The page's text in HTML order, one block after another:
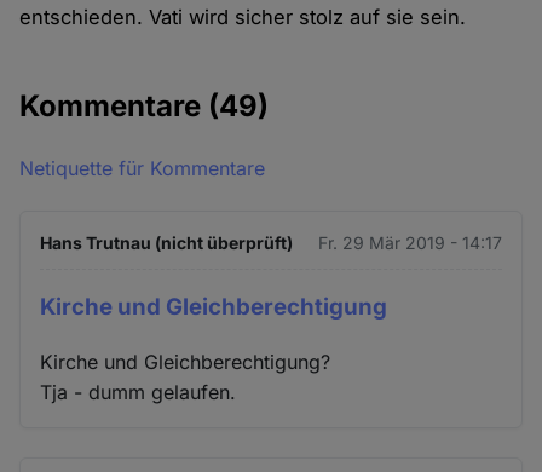
entschieden. Vati wird sicher stolz auf sie sein.
Kommentare (49)
Netiquette für Kommentare
Hans Trutnau (nicht überprüft) Fr. 29 Mär 2019 - 14:17
Kirche und Gleichberechtigung
Kirche und Gleichberechtigung?
Tja - dumm gelaufen.